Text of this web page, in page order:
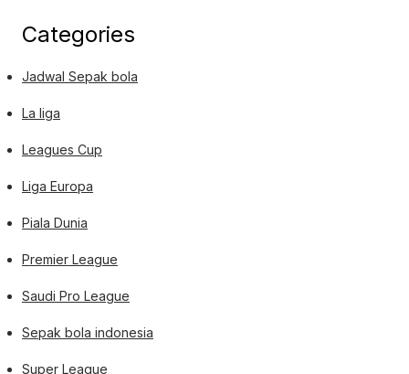
Categories
Jadwal Sepak bola
La liga
Leagues Cup
Liga Europa
Piala Dunia
Premier League
Saudi Pro League
Sepak bola indonesia
Super League